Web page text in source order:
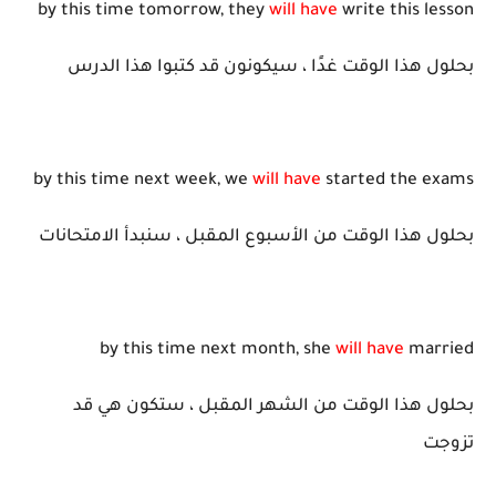
by this time tomorrow, they will have write this lesson
بحلول هذا الوقت غدًا ، سيكونون قد كتبوا هذا الدرس
by this time next week, we will have started the exams
بحلول هذا الوقت من الأسبوع المقبل ، سنبدأ الامتحانات
by this time next month, she will have married
بحلول هذا الوقت من الشهر المقبل ، ستكون هي قد
تزوجت